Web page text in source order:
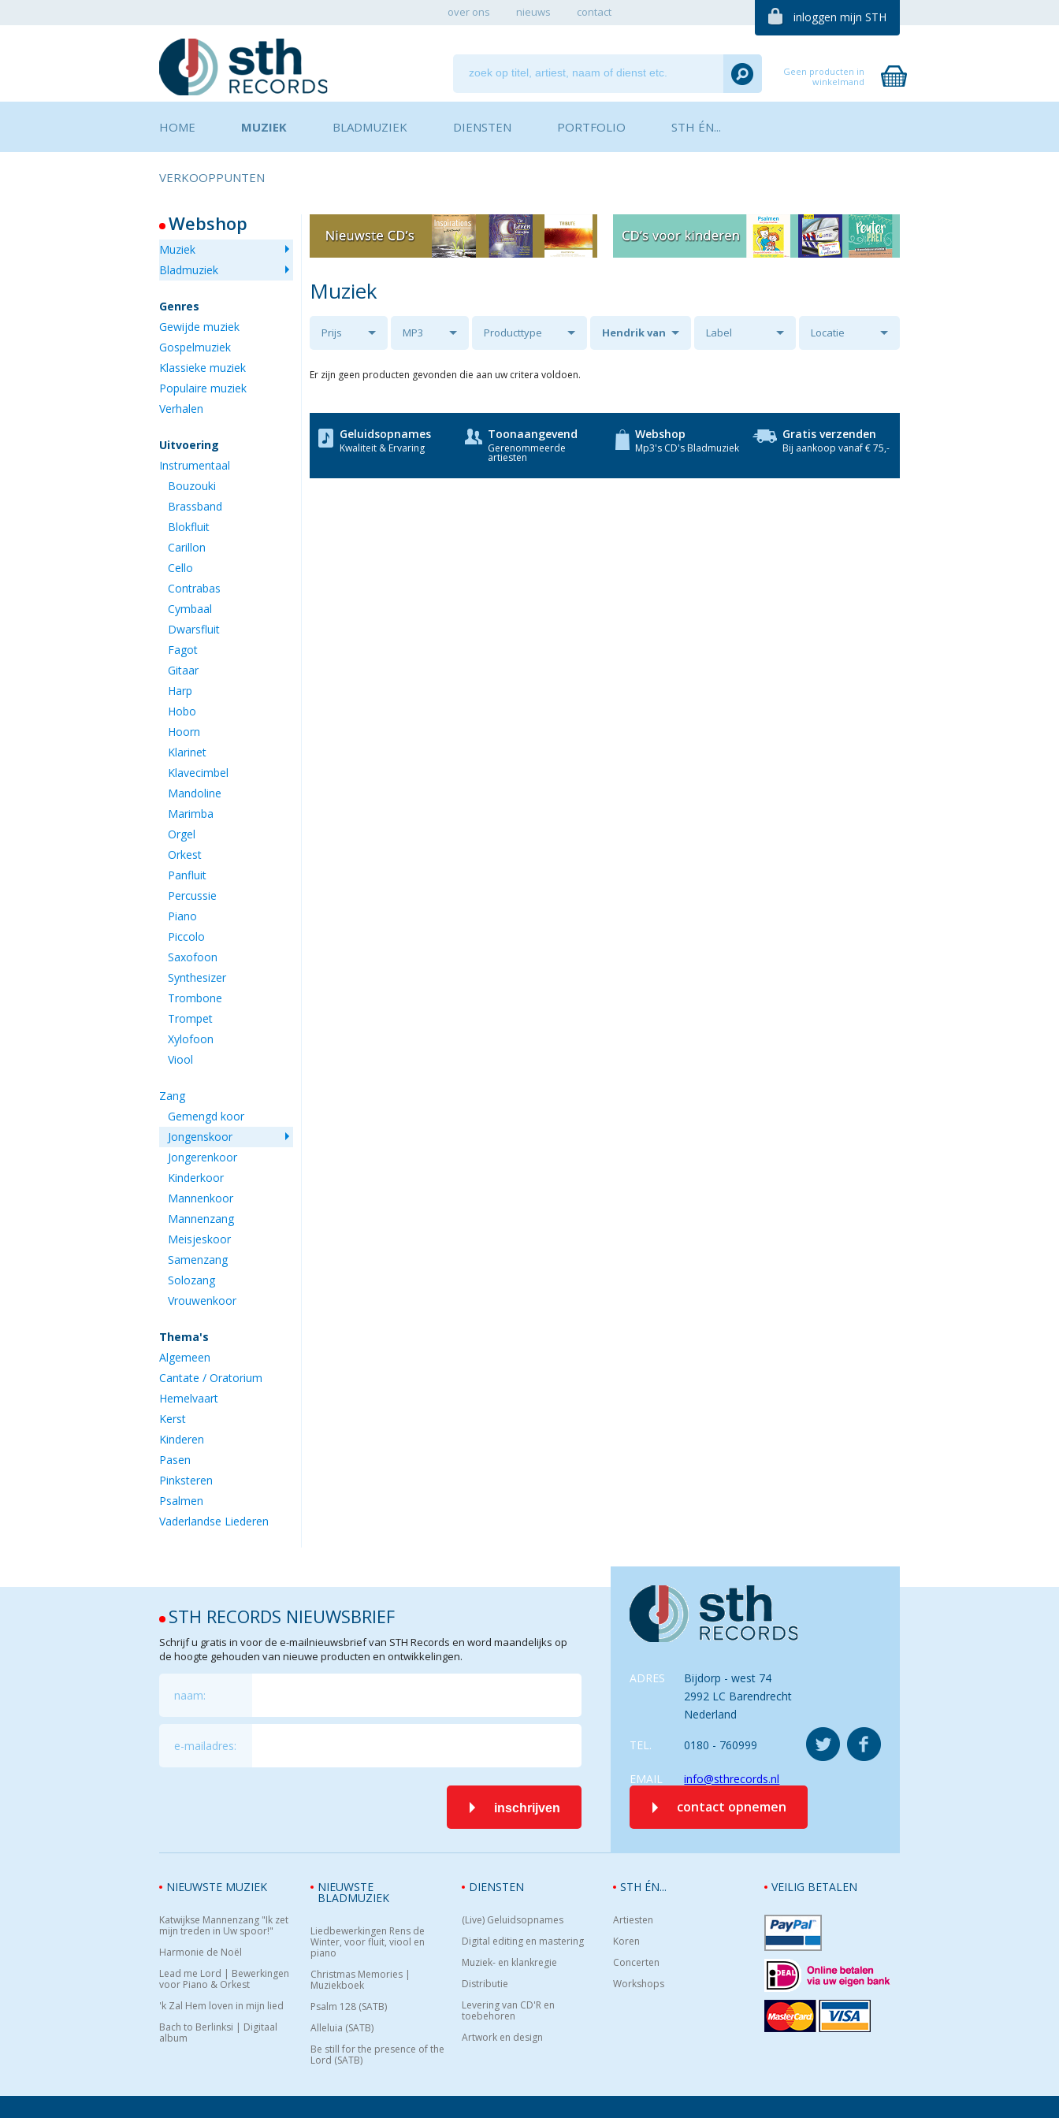
over ons nieuws contact inloggen mijn STH
Geen producten in
winkelmand
HOME MUZIEK BLADMUZIEK DIENSTEN PORTFOLIO STH ÉN...
VERKOOPPUNTEN
Webshop
Muziek
Bladmuziek
Genres
Gewijde muziek
Gospelmuziek
Klassieke muziek
Populaire muziek
Verhalen
Uitvoering
Instrumentaal
Bouzouki
Brassband
Blokfluit
Carillon
Cello
Contrabas
Cymbaal
Dwarsfluit
Fagot
Gitaar
Harp
Hobo
Hoorn
Klarinet
Klavecimbel
Mandoline
Marimba
Orgel
Orkest
Panfluit
Percussie
Piano
Piccolo
Saxofoon
Synthesizer
Trombone
Trompet
Xylofoon
Viool
Zang
Gemengd koor
Jongenskoor
Jongerenkoor
Kinderkoor
Mannenkoor
Mannenzang
Meisjeskoor
Samenzang
Solozang
Vrouwenkoor
Thema's
Algemeen
Cantate / Oratorium
Hemelvaart
Kerst
Kinderen
Pasen
Pinksteren
Psalmen
Vaderlandse Liederen
Muziek
Prijs MP3 Producttype Hendrik van Label Locatie
Er zijn geen producten gevonden die aan uw critera voldoen.
Geluidsopnames
Kwaliteit & Ervaring
Toonaangevend
Gerenommeerde
artiesten
Webshop
Mp3's CD's Bladmuziek
Gratis verzenden
Bij aankoop vanaf € 75,-
ADRES
Bijdorp - west 74
2992 LC Barendrecht
Nederland
TEL. 0180 - 760999
EMAIL info@sthrecords.nl
contact opnemen
STH RECORDS NIEUWSBRIEF
Schrijf u gratis in voor de e-mailnieuwsbrief van STH Records en word maandelijks op
de hoogte gehouden van nieuwe producten en ontwikkelingen.
naam:
e-mailadres:
inschrijven
VEILIG BETALEN
NIEUWSTE MUZIEK
Katwijkse Mannenzang "Ik zet
mijn treden in Uw spoor!"
Harmonie de Noël
Lead me Lord | Bewerkingen
voor Piano & Orkest
'k Zal Hem loven in mijn lied
Bach to Berlinksi | Digitaal
album
NIEUWSTE
BLADMUZIEK
Liedbewerkingen Rens de
Winter, voor fluit, viool en
piano
Christmas Memories |
Muziekboek
Psalm 128 (SATB)
Alleluia (SATB)
Be still for the presence of the
Lord (SATB)
DIENSTEN
(Live) Geluidsopnames
Digital editing en mastering
Muziek- en klankregie
Distributie
Levering van CD'R en
toebehoren
Artwork en design
STH ÉN...
Artiesten
Koren
Concerten
Workshops